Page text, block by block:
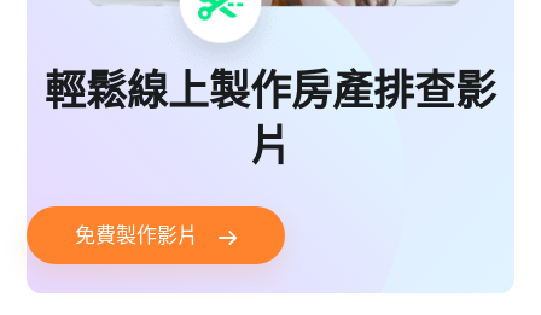
輕鬆線上製作房產排查影
片
免費製作影片